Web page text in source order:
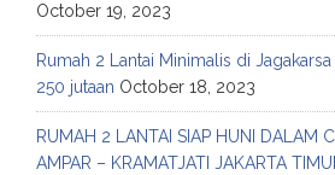
October 19, 2023
Rumah 2 Lantai Minimalis di
250 jutaan October 18, 2023
RUMAH 2 LANTAI SIAP HUNI DALAM
AMPAR – KRAMATJATI JAKARTA